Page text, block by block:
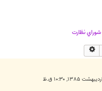
شوراي نظارت
جستجو